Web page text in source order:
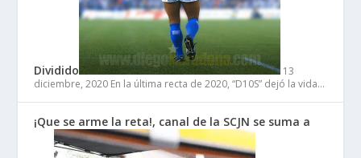
Dividido
13
diciembre, 2020 En la última recta de 2020, “D10S” dejó la vida…
¡Que se arme la reta!, canal de la SCJN se suma a